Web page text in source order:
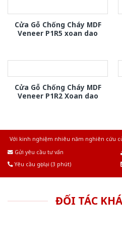
Cửa Gỗ Chống Cháy MDF
Veneer P1R5 xoan dao
Cửa Gỗ Chống Cháy MDF
Veneer P1R2 Xoan dao
Với kinh nghiệm nhiêu năm nghiên cứu
Gửi yêu cầu tư vấn
Yêu cầu gọi lại (3 phút)
ĐỐI TÁC